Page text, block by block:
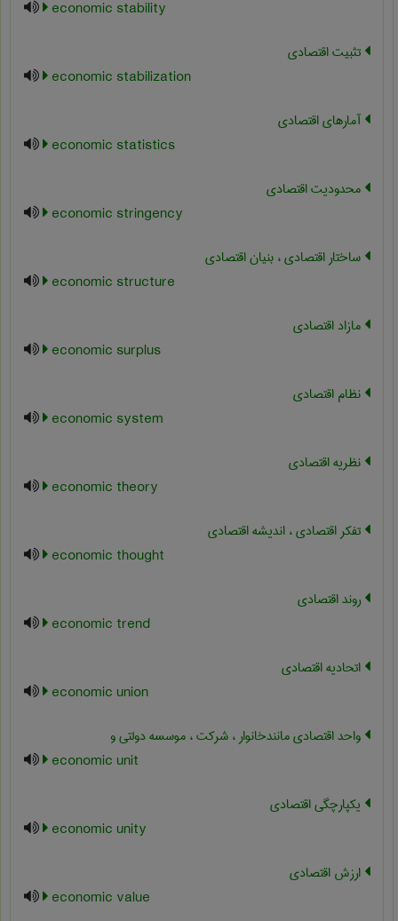
economic stability
تثبیت اقتصادی
economic stabilization
آمارهای اقتصادی
economic statistics
محدودیت اقتصادی
economic stringency
ساختار اقتصادی ، بنیان اقتصادی
economic structure
مازاد اقتصادی
economic surplus
نظام اقتصادی
economic system
نظریه اقتصادی
economic theory
تفکر اقتصادی ، اندیشه اقتصادی
economic thought
روند اقتصادی
economic trend
اتحادیه اقتصادی
economic union
واحد اقتصادی مانندخانوار ، شرکت ، موسسه دولتی و
economic unit
یکپارچگی اقتصادی
economic unity
ارزش اقتصادی
economic value